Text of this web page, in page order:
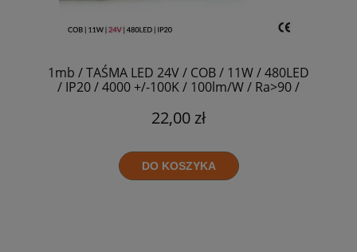
1mb / TAŚMA LED 24V / COB / 11W / 480LED
/ IP20 / 4000 +/-100K / 100lm/W / Ra>90 /
22,00 zł
DO KOSZYKA